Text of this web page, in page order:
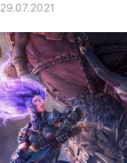
29.07.2021